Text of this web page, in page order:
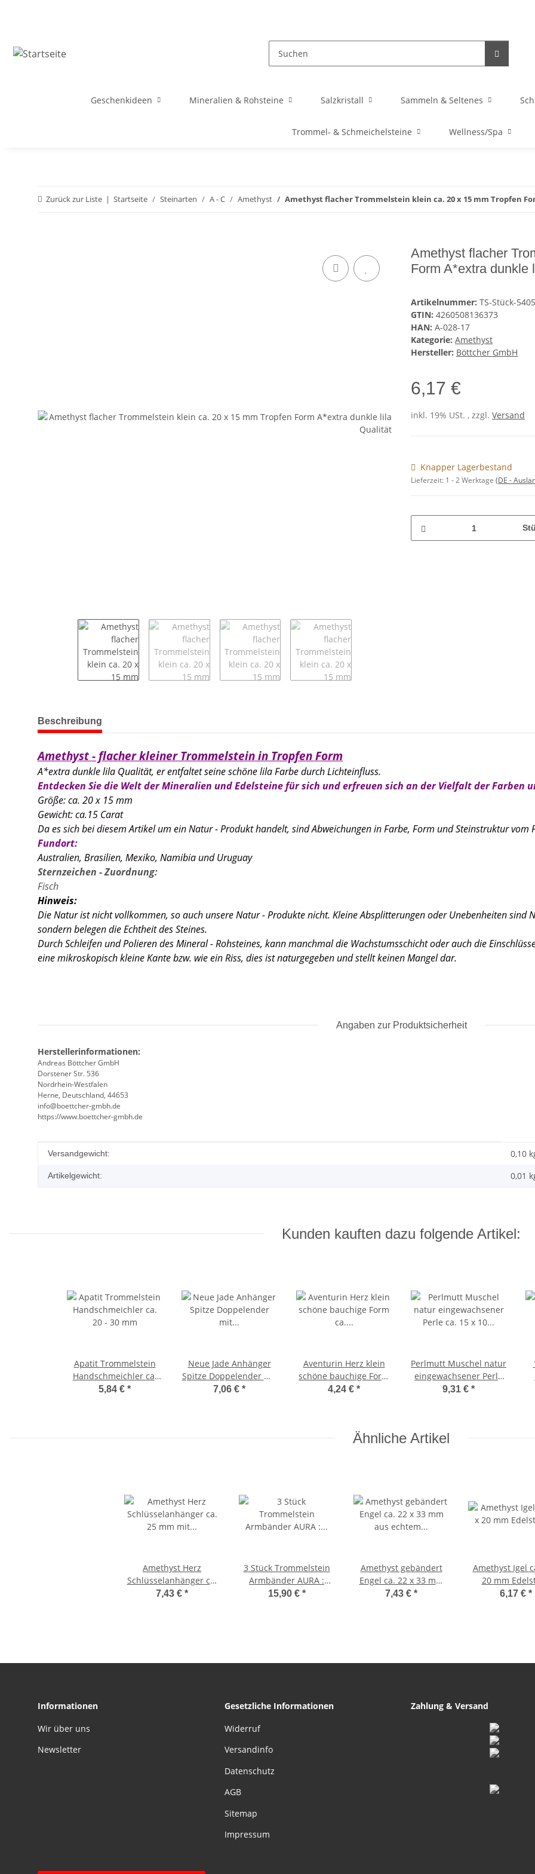
Geschenkideen Mineralien & Rohsteine Salzkristall Sammeln & Seltenes
Trommel- & Schmeichelsteine Wellness/Spa
Zurück zur Liste Startseite Steinarten A - C Amethyst Amethyst flacher Trommelstein klein ca. 20 x 15 mm Tropfen
Amethyst flacher
Form A*extra dunkle
Artikelnummer: TS-Stück-5405
GTIN: 4260508136373
HAN: A-028-17
Kategorie: Amethyst
Hersteller: Böttcher GmbH
6,17 €
inkl. 19% USt. , zzgl. Versand
Knapper Lagerbestand
Lieferzeit: 1 - 2 Werktage (DE -
weitere Registerkarten anzeigen
Beschreibung
Amethyst - flacher kleiner Trommelstein in Tropfen Form
A*extra dunkle lila Qualität, er entfaltet seine schöne lila Farbe durch Lichteinfluss.
Entdecken Sie die Welt der Mineralien und Edelsteine für sich und erfreuen sich an der Vielfalt der Farben
Größe: ca. 20 x 15 mm
Gewicht: ca.15 Carat
Da es sich bei diesem Artikel um ein Natur - Produkt handelt, sind Abweichungen in Farbe, Form und Steinstruktur vom
Fundort:
Australien, Brasilien, Mexiko, Namibia und Uruguay
Sternzeichen - Zuordnung:
Fisch
Hinweis:
Die Natur ist nicht vollkommen, so auch unsere Natur - Produkte nicht. Kleine Absplitterungen oder Unebenheiten sind
sondern belegen die Echtheit des Steines.
Durch Schleifen und Polieren des Mineral - Rohsteines, kann manchmal die Wachstumsschicht oder auch die
eine mikroskopisch kleine Kantebzw. wie ein Riss, dies ist naturgegeben und stellt keinen Mangel dar.
Angaben zur Produktsicherheit
Herstellerinformationen:
Andreas Böttcher GmbH
Dorstener Str. 536
Nordrhein-Westfalen
Herne, Deutschland, 44653
info@boettcher-gmbh.de
https://www.boettcher-gmbh.de
Produkteigenschaft
Wert
Versandgewicht: 0,10
Artikelgewicht: 0,01
Kunden kauften dazu folgende Artikel:
Apatit Trommelstein
Handschmeichler ca.
20 - 30 mm
5,84 € *
Neue Jade Anhänger
Spitze Doppelender mit
silberfarbener Öse ca.
7,06 € *
Aventurin Herz klein
schöne bauchige Form
ca. 25x25x13 mm als
4,24 € *
Perlmutt Muschel natur
eingewachsener Perle
ca. 15 x 10 cm ideal zur
9,31 € *
Ähnliche Artikel
Amethyst Herz
Schlüsselanhänger ca.
25 mm mit Kette und
7,43 € *
3 Stück Trommelstein
Armbänder AURA :
Bergkristall Amethyst &
15,90 € *
Amethyst gebändert
Engel ca. 22 x 33 mm
aus echtem Edelstein
7,43 € *
Amethyst Igel ca. 30 x
20 mm Edelstein,
6,17 € *
Informationen
Wir über uns
Newsletter
Gesetzliche Informationen
Widerruf
Versandinfo
Datenschutz
AGB
Sitemap
Impressum
Zahlung & Versand